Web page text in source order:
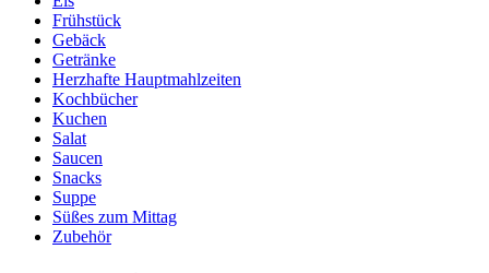
Frühstück
Gebäck
Getränke
Herzhafte Hauptmahlzeiten
Kochbücher
Kuchen
Salat
Saucen
Snacks
Suppe
Süßes zum Mittag
Zubehör